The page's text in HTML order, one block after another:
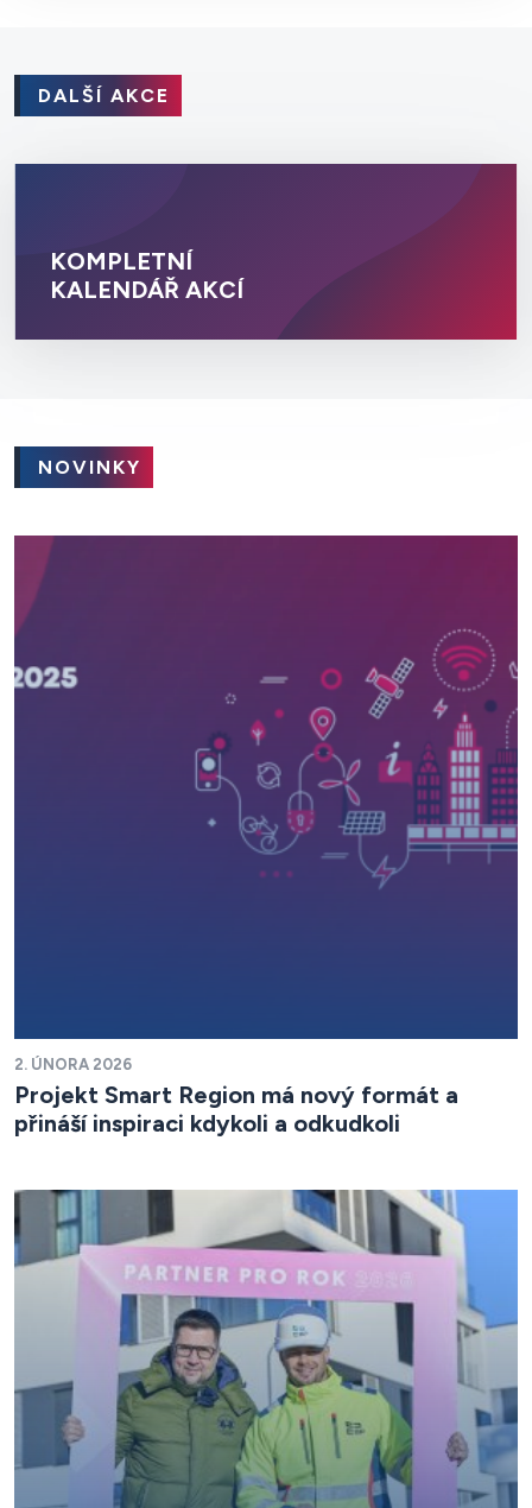
DALŠÍ AKCE
KOMPLETNÍ
KALENDÁŘ AKCÍ
NOVINKY
2. ÚNORA 2026
Projekt Smart Region má nový formát a
přináší inspiraci kdykoli a odkudkoli